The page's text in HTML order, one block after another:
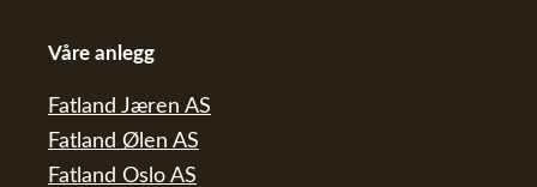
Våre anlegg
Fatland Jæren AS
Fatland Ølen AS
Fatland Oslo AS